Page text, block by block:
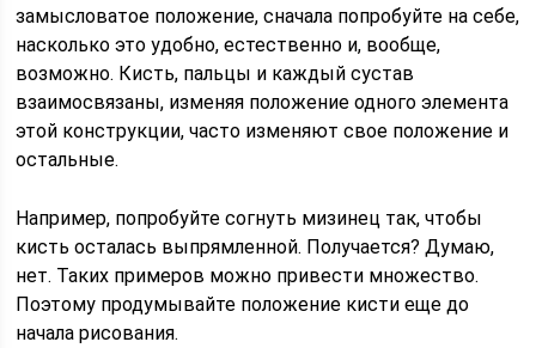
замысловатое положение, сначала попробуйте на себе,
насколько это удобно, естественно и, вообще,
возможно. Кисть, пальцы и каждый сустав
взаимосвязаны, изменяя положение одного элемента
этой конструкции, часто изменяют свое положение и
остальные.
Например, попробуйте согнуть мизинец так, чтобы
кисть осталась выпрямленной. Получается? Думаю,
нет. Таких примеров можно привести множество.
Поэтому продумывайте положение кисти еще до
начала рисования.